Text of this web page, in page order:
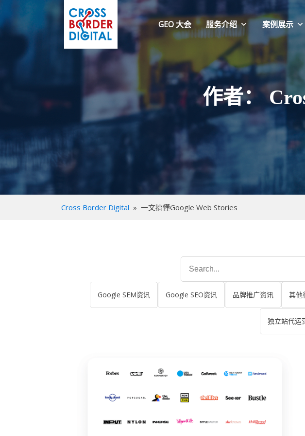
GEO 大会 服务介绍 案例展示
作者：
Cross Border Digital » 一文搞懂Google Web Stories
for:
Google SEM资讯 Google SEO资讯 品牌推广资讯 其他
独立站代运